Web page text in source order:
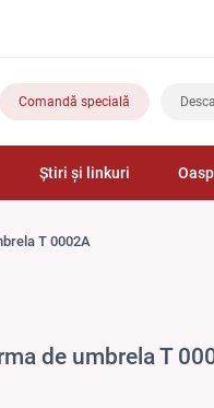
Comandă specială
Știri și linkuri
T 0002A
de umbrela T